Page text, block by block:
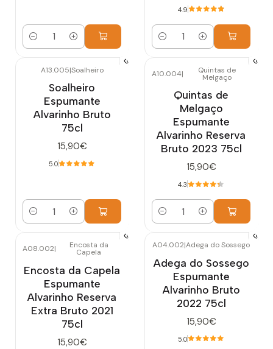
Quantidade
4.9
Quantidade
A13.005|Soalheiro
Soalheiro
Espumante
Alvarinho Bruto
75cl
15,90€
5.0
Quantidade
A10.004| Quintas de
Melgaço
Quintas de
Melgaço
Espumante
Alvarinho Reserva
Bruto 2023 75cl
15,90€
4.3
Quantidade
A08.002| Encosta da
Capela
Encosta da Capela
Espumante
Alvarinho Reserva
Extra Bruto 2021
75cl
15,90€
A04.002|Adega do Sossego
Adega do Sossego
Espumante
Alvarinho Bruto
2022 75cl
15,90€
5.0